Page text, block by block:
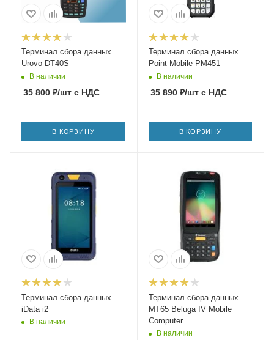
Терминал сбора данных
Urovo DT40S
В наличии
35 800 ₽/шт с НДС
В КОРЗИНУ
Терминал сбора данных
Point Mobile PM451
В наличии
35 890₽/штс НДС
В КОРЗИНУ
Терминал сбора данных
iData i2
В наличии
Терминал сбора данных
MT65 Beluga IV Mobile
Computer
В наличии